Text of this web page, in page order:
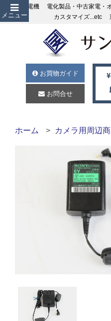
メニュー
サンクス電機 電化製品・中古家電・
カスタマイズ...etc
お買物ガイド
お問合せ
ホーム カメラ用周辺